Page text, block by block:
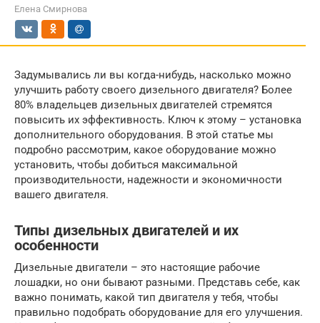
Елена Смирнова
Задумывались ли вы когда-нибудь, насколько можно
улучшить работу своего дизельного двигателя? Более
80% владельцев дизельных двигателей стремятся
повысить их эффективность. Ключ к этому – установка
дополнительного оборудования. В этой статье мы
подробно рассмотрим, какое оборудование можно
установить, чтобы добиться максимальной
производительности, надежности и экономичности
вашего двигателя.
Типы дизельных двигателей и их
особенности
Дизельные двигатели – это настоящие рабочие
лошадки, но они бывают разными. Представь себе, как
важно понимать, какой тип двигателя у тебя, чтобы
правильно подобрать оборудование для его улучшения.